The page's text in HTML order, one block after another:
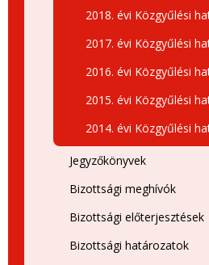
2018. évi Közgyűlési
2017. évi Közgyűlési
2016. évi Közgyűlési
2015. évi Közgyűlési
2014. évi Közgyűlési
Jegyzőkönyvek
Bizottsági meghívók
Bizottsági előterjesztések
Bizottsági határozatok